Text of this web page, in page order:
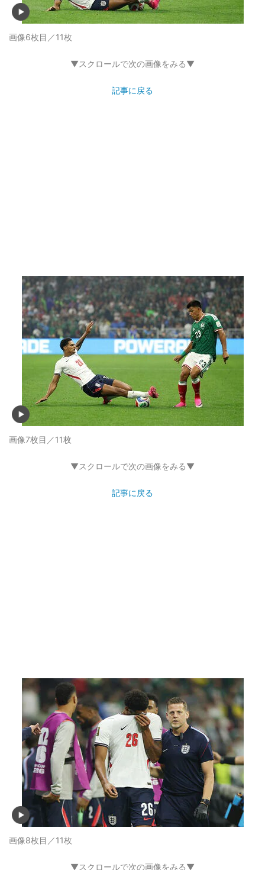
画像6枚目／11枚
▼スクロールで次の画像をみる▼
記事に戻る
画像7枚目／11枚
▼スクロールで次の画像をみる▼
記事に戻る
画像8枚目／11枚
▼スクロールで次の画像をみる▼